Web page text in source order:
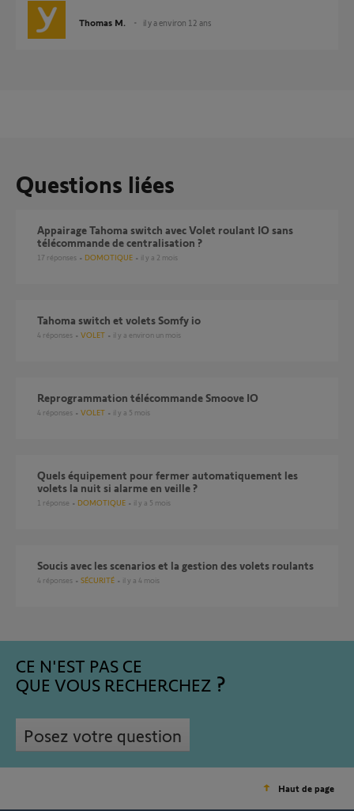
Thomas M. il y a environ 12 ans
Questions liées
Appairage Tahoma switch avec Volet roulant IO sans
télécommande de centralisation ?
17 réponses DOMOTIQUE il y a 2 mois
Tahoma switch et volets Somfy io
4 réponses VOLET il y a environ un mois
Reprogrammation télécommande Smoove IO
4 réponses VOLET il y a 5 mois
Quels équipement pour fermer automatiquement les
volets la nuit si alarme en veille ?
1 réponse DOMOTIQUE il y a 5 mois
soucis avec les scenarios et la gestion des volets roulants
4 réponses SÉCURITÉ il y a 4 mois
CE N'EST PAS CE
QUE VOUS RECHERCHEZ
Posez votre question
Haut de page